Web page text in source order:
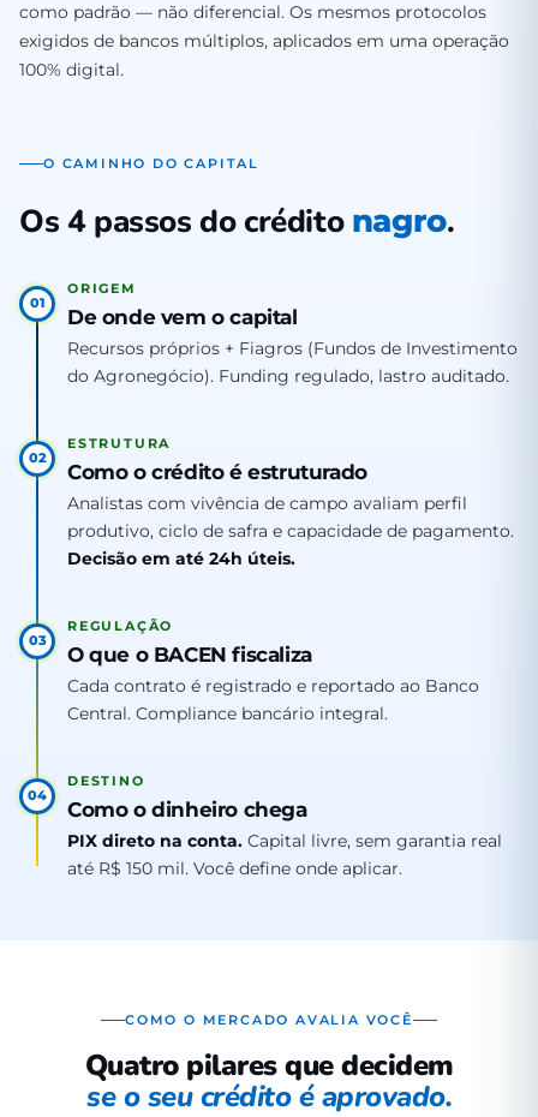
como padrão — não diferencial. Os mesmos protocolos
exigidos de bancos múltiplos, aplicados em uma operação
100% digital.
O CAMINHO DO CAPITAL
Os 4 passos do crédito nagro.
01
ORIGEM
De onde vem o capital
Recursos próprios + Fiagros (Fundos de Investimento
do Agronegócio). Funding regulado, lastro auditado.
02
ESTRUTURA
Como o crédito é estruturado
Analistas com vivência de campo avaliam perfil
produtivo, ciclo de safra e capacidade de pagamento.
Decisão em até 24h úteis.
03
REGULAÇÃO
O que o BACEN fiscaliza
Cada contrato é registrado e reportado ao Banco
Central. Compliance bancário integral.
04
DESTINO
Como o dinheiro chega
PIX direto na conta. Capital livre, sem garantia real
até R$ 150 mil. Você define onde aplicar.
COMO O MERCADO AVALIA VOCÊ
Quatro pilares que decidem
se o seu crédito é aprovado.